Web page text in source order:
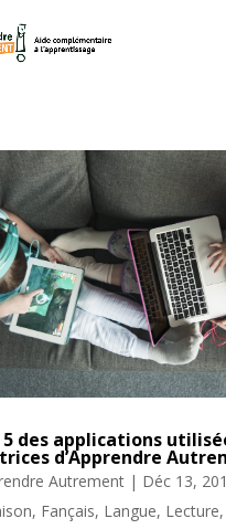
des applications
d’Apprendre
Autrement| Déc 13,
, Fançais, Langue, Lecture,